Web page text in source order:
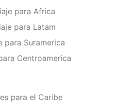
para Africa
para Latam
para Suramerica
Centroamerica
para el Caribe